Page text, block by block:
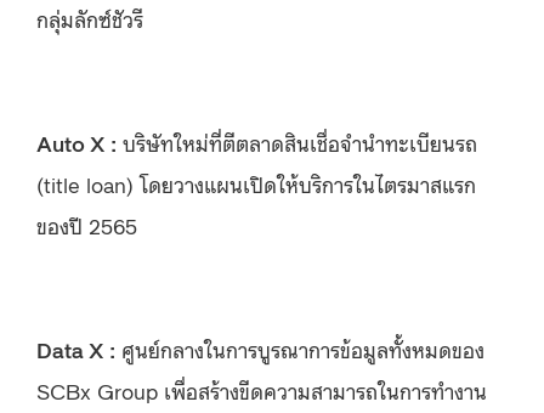
กลุ่มลักซ์ชัวรี
Auto X : บริษัทใหม่ที่ตีตลาดสินเชื่อจำนำทะเบียนรถ
(title loan) โดยวางแผนเปิดให้บริการในไตรมาสแรก
ของปี 2565
Data X : ศูนย์กลางในการบูรณาการข้อมูลทั้งหมดของ
SCBx Group เพื่อสร้างขีดความสามารถในการทำงาน